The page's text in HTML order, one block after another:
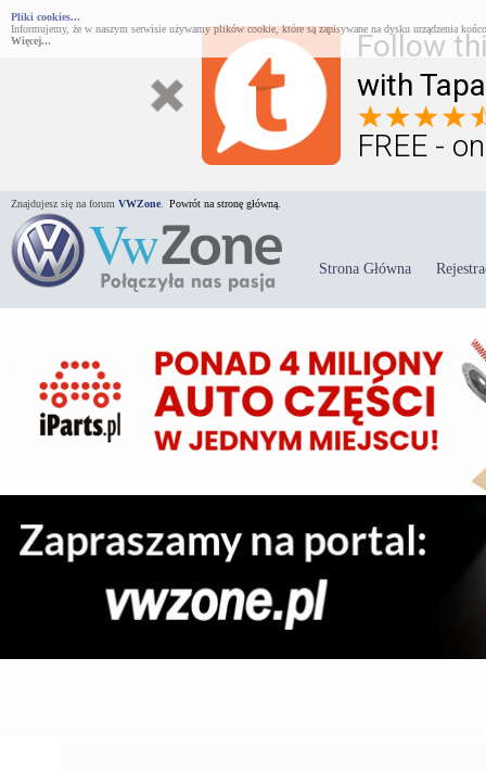
Follow
with
FREE -
Pliki cookies...
Informujemy, że w naszym serwisie używamy plików cookie, które są zapisywane na dysku urządzenia
Więcej...
Znajdujesz się na forum VWZone Powrót na stronę główną.
Strona Główna